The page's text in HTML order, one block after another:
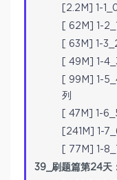
[2.2M] 1-
[ 62M] 1-
[ 63M] 1-
[ 49M] 1-
[ 99M] 1-
列
[ 47M] 1-
[241M] 1-
[ 77M] 1-
39_刷题篇第24天